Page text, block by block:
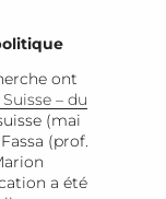
ont
– du
(mai
(prof.
a été